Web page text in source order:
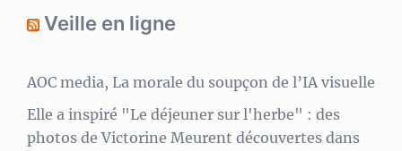
Veille en ligne
AOC media, La morale du soupçon de l’IA visuelle
Elle a inspiré "Le déjeuner sur l'herbe" : des
photos de Victorine Meurent découvertes dans